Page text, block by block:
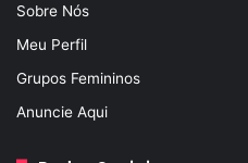
Sobre Nós
Meu Perfil
Grupos Femininos
Anuncie Aqui